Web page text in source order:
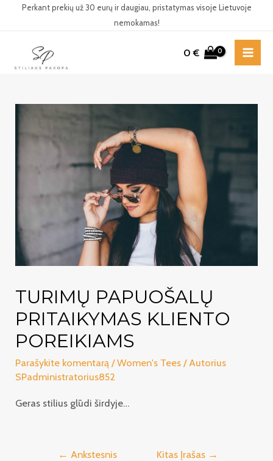
PereitiPerkant prekių už 30 eurų ir daugiau, pristatymas visoje Lietuvoje
nemokamas!
0 €
TURIMŲ PAPUOŠALŲ
PRITAIKYMAS KLIENTO
POREIKIAMS
Parašykite komentarą /Women's Tees / Autorius
SPadministratorius852
Geras stilius glūdi širdyje…
Navigacija
← Ankstesnis
Kitas Įrašas →